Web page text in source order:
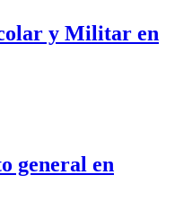
y Militar en
general en